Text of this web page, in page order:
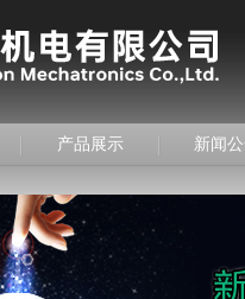
产品展示 新闻